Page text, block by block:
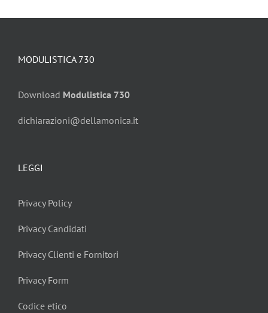
MODULISTICA 730
Download Modulistica 730
dichiarazioni@dellamonica.it
LEGGI
Privacy Policy
Privacy Candidati
Privacy Clienti e Fornitori
Privacy Form
Codice etico